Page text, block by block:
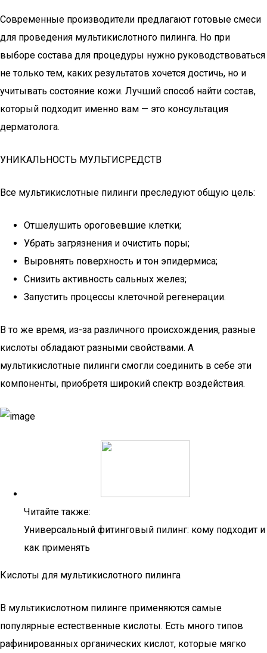
Современные производители предлагают готовые смеси
для проведения мультикислотного пилинга. Но при
выборе состава для процедуры нужно руководствоваться
не только тем, каких результатов хочется достичь, но и
учитывать состояние кожи. Лучший способ найти состав,
который подходит именно вам — это консультация
дерматолога.
УНИКАЛЬНОСТЬ МУЛЬТИСРЕДСТВ
Все мультикислотные пилинги преследуют общую цель:
Отшелушить ороговевшие клетки;
Убрать загрязнения и очистить поры;
Выровнять поверхность и тон эпидермиса;
Снизить активность сальных желез;
Запустить процессы клеточной регенерации.
В то же время, из-за различного происхождения, разные
кислоты обладают разными свойствами. А
мультикислотные пилинги смогли соединить в себе эти
компоненты, приобретя широкий спектр воздействия.
Читайте также:
Универсальный фитинговый пилинг: кому подходит и
как применять
Кислоты для мультикислотного пилинга
В мультикислотном пилинге применяются самые
популярные естественные кислоты. Есть много типов
рафинированных органических кислот, которые мягко